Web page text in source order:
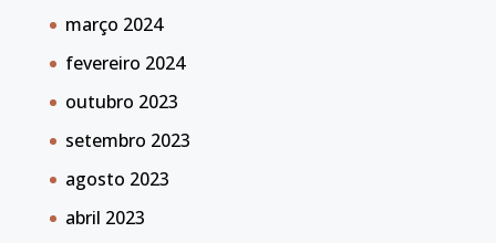
março 2024
fevereiro 2024
outubro 2023
setembro 2023
agosto 2023
abril 2023